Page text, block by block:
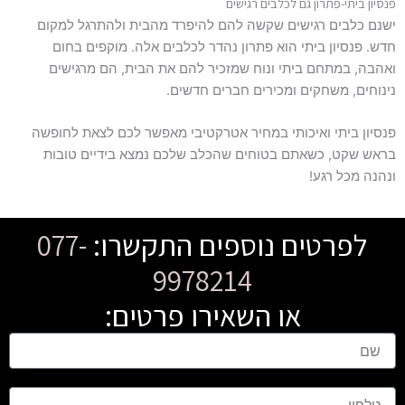
ישנם כלבים רגישים שקשה להם להיפרד מהבית ולהתרגל למקום
חדש. פנסיון ביתי הוא פתרון נהדר לכלבים אלה. מוקפים בחום
ואהבה, במתחם ביתי ונוח שמזכיר להם את הבית, הם מרגישים
נינוחים, משחקים ומכירים חברים חדשים.
פנסיון ביתי ואיכותי במחיר אטרקטיבי מאפשר לכם לצאת לחופשה
בראש שקט, כשאתם בטוחים שהכלב שלכם נמצא בידיים טובות
ונהנה מכל רגע!
לפרטים נוספים התקשרו: 077-
9978214
או השאירו פרטים:
ש
ט